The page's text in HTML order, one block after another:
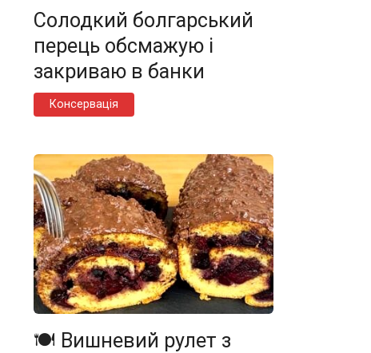
Солодкий болгарський
перець обсмажую і
закриваю в банки
Консервація
🍽️ Вишневий рулет з